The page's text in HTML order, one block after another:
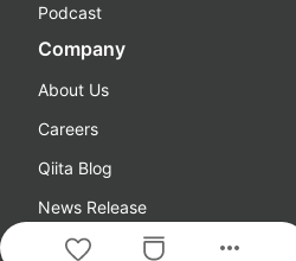
more_horiz
Podcast
Company
About Us
Careers
Qiita Blog
News Release